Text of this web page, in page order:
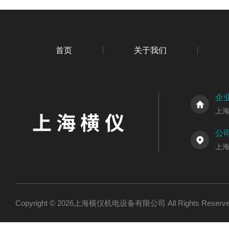
首页 关于我们
企
上
公
上
Copyright © 2026上海横仪机电设备有限公司 All Rights